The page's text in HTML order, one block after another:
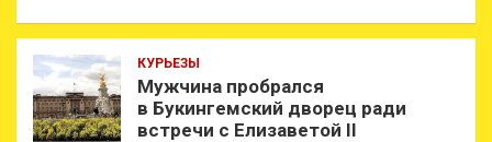
КУРЬЕЗЫ
Мужчина пробрался
в Букингемский дворец ради
встречи с Елизаветой II